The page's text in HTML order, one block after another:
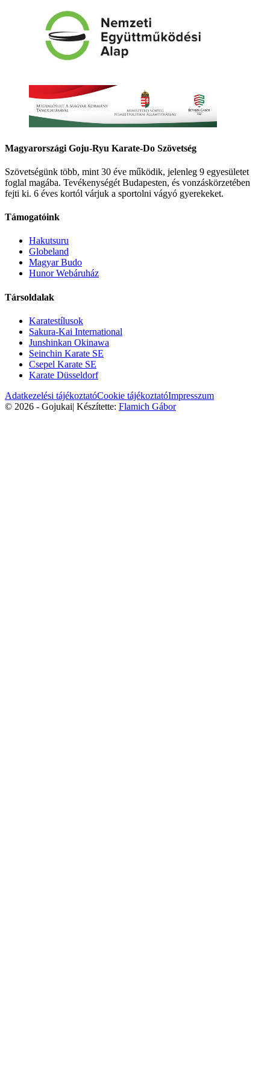
Magyarországi Goju-Ryu Karate-Do Szövetség
Szövetségünk több, mint 30 éve működik, jelenleg 9 egyesületet
foglal magába. Tevékenységét Budapesten, és vonzáskörzetében
fejti ki. 6 éves kortól várjuk a sportolni vágyó gyerekeket.
Támogatóink
Hakutsuru
Globeland
Magyar Budo
Hunor Webáruház
Társoldalak
Karatestílusok
Sakura-Kai International
Junshinkan Okinawa
Seinchin Karate SE
Csepel Karate SE
Karate Düsseldorf
Adatkezelési tájékoztatóCookie tájékoztatóImpresszum
© 2026 - Gojukai| Készítette: Flamich Gábor